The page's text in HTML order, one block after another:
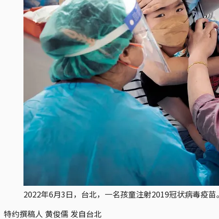
2022年6月3日，台北，一名孩童注射2019冠状病毒疫苗
特约撰稿人 黄俊儒 发自台北